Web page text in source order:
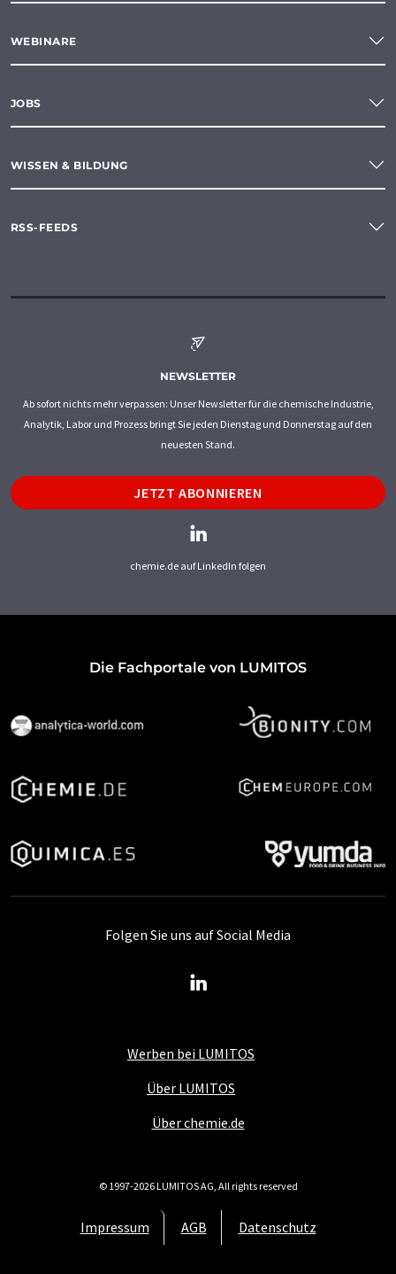
WEBINARE
JOBS
WISSEN & BILDUNG
RSS-FEEDS
NEWSLETTER
Ab sofort nichts mehr verpassen: Unser Newsletter für die chemische Industrie,
Analytik, Labor und Prozess bringt Sie jeden Dienstag und Donnerstag auf den
neuesten Stand.
JETZT ABONNIEREN
chemie.de auf LinkedIn folgen
Die Fachportale von LUMITOS
Werben bei LUMITOS
Über LUMITOS
Über chemie.de
Impressum AGB Datenschutz
Folgen Sie uns auf Social Media
© 1997-2026 LUMITOS AG, All rights reserved